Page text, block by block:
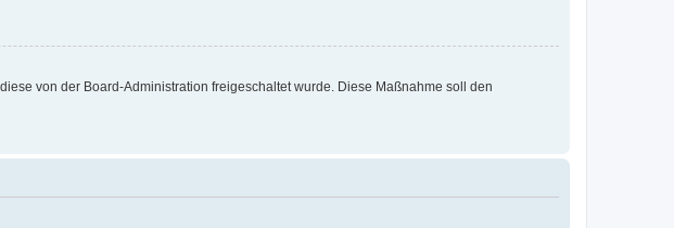
von der Board-Administration freigeschaltet wurde. Diese Maßnahme soll den